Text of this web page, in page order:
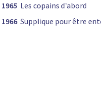
1965 Les copains d'abord
1966 Supplique pour être